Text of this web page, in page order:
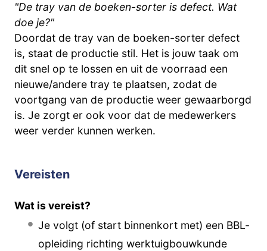
"De tray van de boeken-sorter is defect. Wat
doe je?"
Doordat de tray van de boeken-sorter defect
is, staat de productie stil. Het is jouw taak om
dit snel op te lossen en uit de voorraad een
nieuwe/andere tray te plaatsen, zodat de
voortgang van de productie weer gewaarborgd
is. Je zorgt er ook voor dat de medewerkers
weer verder kunnen werken.
Vereisten
Wat is vereist?
Je volgt (of start binnenkort met) een BBL-
opleiding richting werktuigbouwkunde